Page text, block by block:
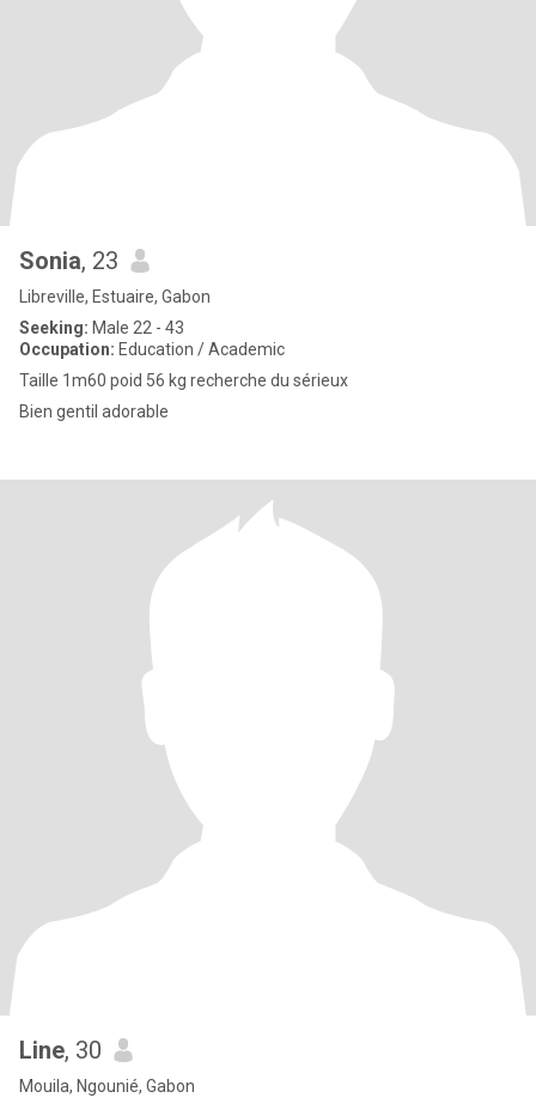
Sonia, 23
Libreville, Estuaire, Gabon
Seeking: Male 22 - 43
Occupation: Education / Academic
Taille 1m60 poid 56 kg recherche du sérieux
Bien gentil adorable
Line, 30
Mouila, Ngounié, Gabon